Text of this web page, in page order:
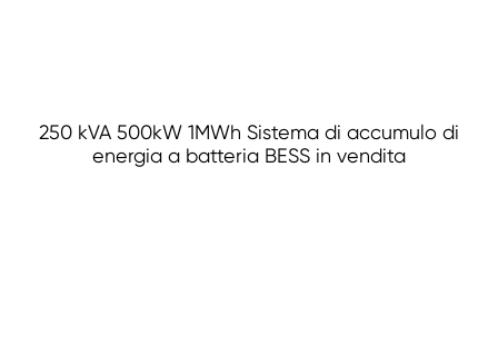
250 kVA 500kW 1MWh Sistema di accumulo di
energia a batteria BESS in vendita